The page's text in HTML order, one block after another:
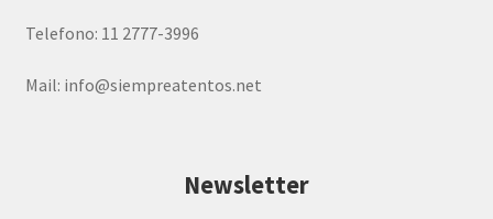
Telefono: 11 2777-3996
Mail: info@siempreatentos.net
Newsletter